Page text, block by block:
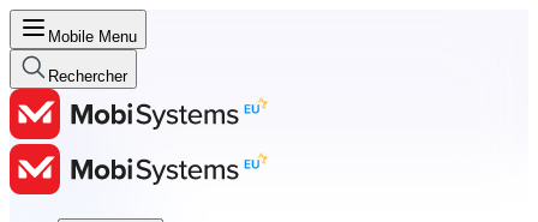
Mobile Menu
Rechercher